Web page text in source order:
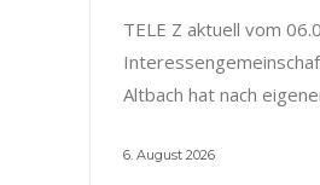
TELE Z aktuell vom
Altbach hat nach
6. August 2026